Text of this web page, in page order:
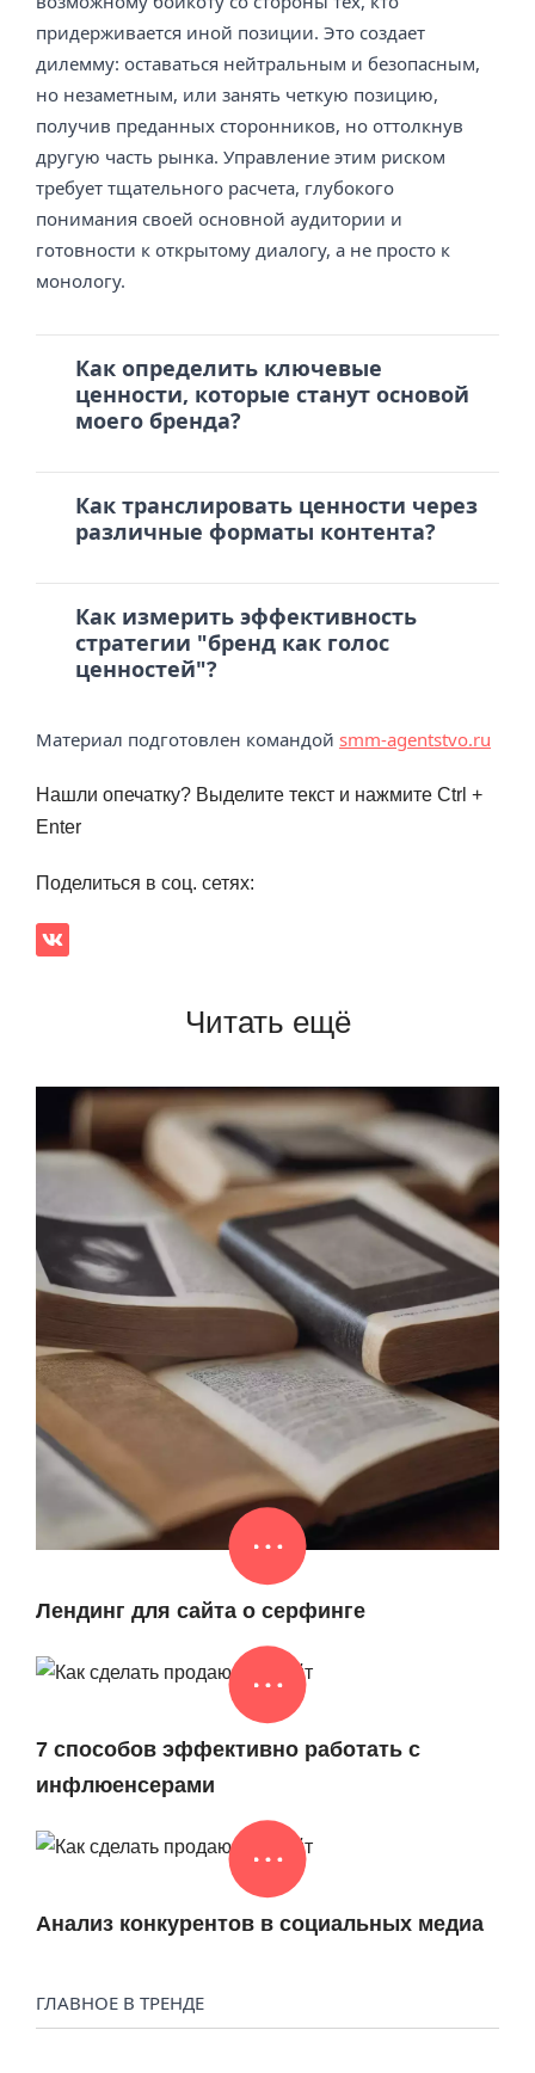
придерживается иной позиции. Это создает
дилемму: оставаться нейтральным и безопасным,
но незаметным, или занять четкую позицию,
получив преданных сторонников, но оттолкнув
другую часть рынка. Управление этим риском
требует тщательного расчета, глубокого
понимания своей основной аудитории и
готовности к открытому диалогу, а не просто к
монологу.
Как определить ключевые
ценности, которые станут основой
моего бренда?
Как транслировать ценности через
различные форматы контента?
Как измерить эффективность
стратегии "бренд как голос
ценностей"?
Материал подготовлен командой smm-agentstvo.ru
Нашли опечатку? Выделите текст и нажмите Ctrl +
Enter
Поделиться в соц. сетях:
Читать ещё
Лендинг для сайта о серфинге
7 способов эффективно работать с
инфлюенсерами
Анализ конкурентов в социальных медиа
ГЛАВНОЕ В ТРЕНДЕ